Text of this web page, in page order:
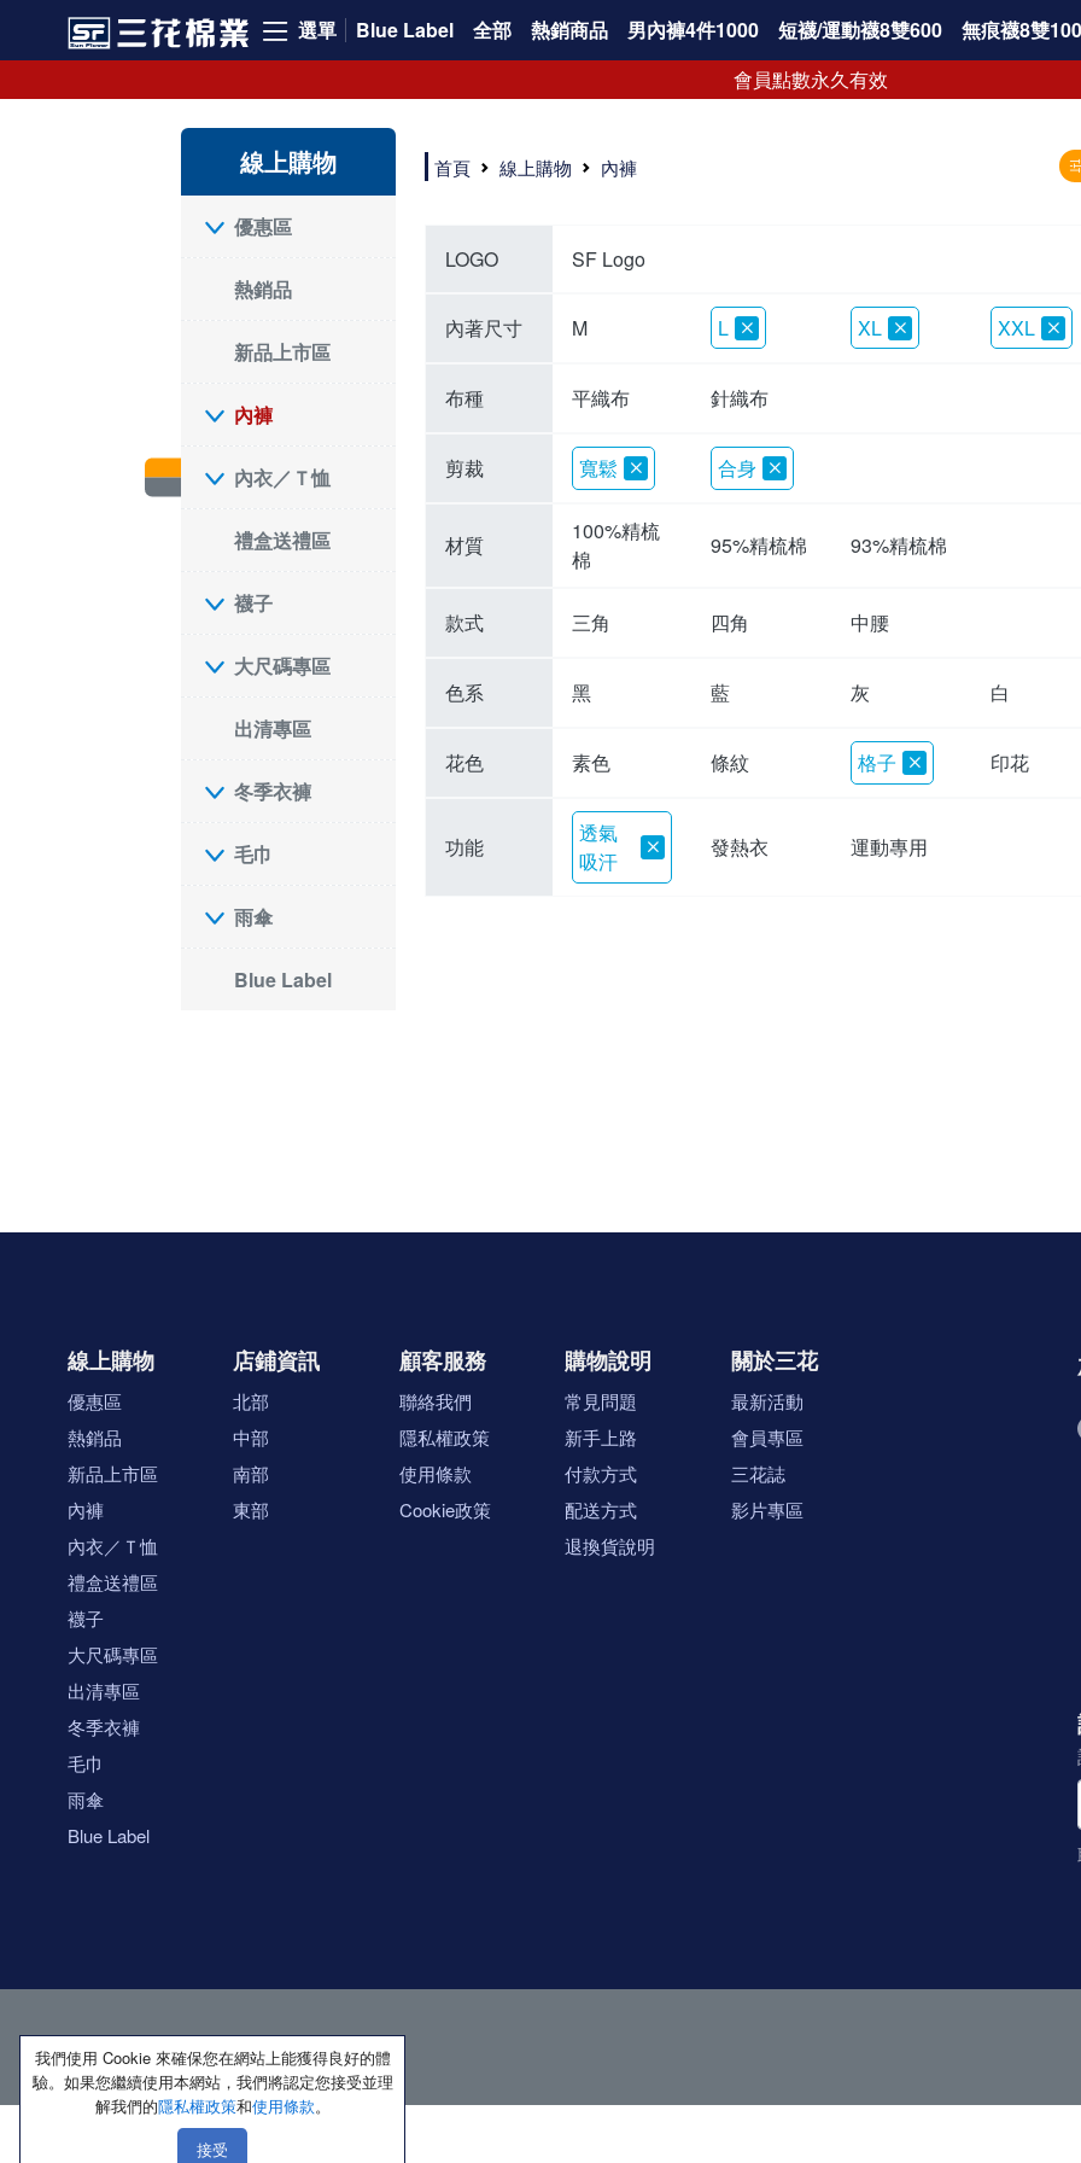
選單 Blue Label 全部 熱銷商品 男內褲4件1000 短襪/運動襪8雙600 無痕襪8雙
會員點數永久有效
線上購物
優惠區
熱銷品
新品上市區
內褲
內衣／Ｔ恤
禮盒送禮區
襪子
大尺碼專區
出清專區
冬季衣褲
毛巾
雨傘
Blue Label
選擇內褲、平口褲、純棉內褲首重品質。舒適、透氣的內褲、平口褲、純棉內褲能影響健康，須謹慎挑選。三花內褲透氣不悶，值得信賴！
三花內褲、平口褲、純棉內褲50年來持續升級，符合人體工學設計，柔軟無勒痕的鬆緊帶。三花內褲是肌膚好友，口碑熱銷！
選擇內褲首重品質。三花內褲50年來不斷升級，證明其卓越品質。符合人體工學剪裁，柔軟無痕鬆緊帶，是必買首選。兼具品質與外型，與肌膚零感接觸，穿著舒適，看來有質感。三花內褲設計獨特，質料優良，專業剪裁，呵護肌膚。新鮮高品質棉材製成，多款選擇，耐洗耐穿，三花內褲絕對首選。
"內褲購買及使用經驗網友來信分享 近年來，我經常在大型連鎖賣場如佳瑪、美華泰等地看到三花內褲的展示。最近一兩年，甚至百貨公司及街頭店鋪都開始大量出現三花專櫃或專賣店。我猜測，這應該是三花在營運策略上的調整，才使得這些改變成為現實。 本來，三花內褲一直是消費者選購內褲時的熱門選項之一。內褲櫃點的增多使我更加注意到這個品牌，因此我在選購內褲時，特意多研究了一下三花內褲的設計。 先從內褲外層包裝談起，有些內褲有PP袋包裝，有些則沒有。雖然這是一件小事，但我發現朋友們中有人會介意內褲包裝沒有PP袋。他們認為沒有PP袋會使包裝不夠精美。對我來說，有PP袋確實能提升包裝的精緻度，但內褲不裝PP袋其實也算是環保。所以，這就看每個人對內褲包裝的需求和感受了。 每次購買內褲時，我都會特別帶一件五片式剪裁的內褲。三花的平口內褲被稱為全國第一件五片式剪裁內褲，這話應該不是隨便說說的，畢竟三花是一個擁有超過50年歷史的老品牌，專注於研發和改良內褲。當初，我覺得這種設計有些花俏，只是圖個新鮮買來試試，結果發現內褲多一片真的有其優勢，尤其是減少了內褲卡屁的次數。雖然這個狀況不可能完全消失，但大大增加了穿著的舒適度。 三花內褲的價格也在我能接受的範圍內，因此它逐漸成為我的心頭好。此外，內褲選購時的另一個重要因素是鬆緊帶。看內褲是否舊了，第一眼通常看鬆緊帶。故意或不小心露出內褲褲頭的時候，印象分數也是由鬆緊帶決定的。 很多內褲品牌強調鬆緊帶的造型及花樣，這類內褲非常適合一些特殊場合，如單身聯誼或約會時穿著，能夠加分不少。日常使用的內褲則建議選擇鬆緊帶不易鬆垮的，花樣其次。三花特別強調內褲鬆緊帶的耐洗度，而其他品牌鮮少提及這一點。 分場合選擇內褲是我的習慣。特殊場合內褲要講究一點，但平日則需要選擇鬆緊帶有保障的內褲。畢竟，內褲是每天陪伴我們超過12個小時的衣物，找到適合自己且耐洗耐穿高CP值的內褲才是最明智的選擇。 內褲畢竟是消耗品，定期更換非常重要。如果內褲沾染到髒污或處於潮濕的環境，就不應該撐太久。這是因為內褲長期接觸身體的重要部位，所以選擇和保養都要謹慎。 以上是我個人的內褲使用分享，並非業配，不代表任何人的立場。內褲還是要以自身體驗最為準確。希望大家都能找到適合自己的內褲，並多多支持台灣品牌。"
首頁 線上購物 內褲
LOGO SF Logo
內著尺寸 M L XL XXL
布種 平織布 針織布
剪裁 寬鬆 合身
材質
100%精梳
棉
95%精梳棉 93%精梳棉
款式 三角 四角 中腰
色系 黑 藍 灰 白
花色 素色 條紋 格子 印花
功能
透氣
吸汗
發熱衣 運動專用
線上購物
優惠區
熱銷品
新品上市區
內褲
內衣／Ｔ恤
禮盒送禮區
襪子
大尺碼專區
出清專區
冬季衣褲
毛巾
雨傘
Blue Label
店鋪資訊
北部
中部
南部
東部
顧客服務
聯絡我們
隱私權政策
使用條款
Cookie政策
購物說明
常見問題
新手上路
付款方式
配送方式
退換貨說明
關於三花
最新活動
會員專區
三花誌
影片專區
著作權所有 保留一切權利
我們使用 Cookie 來確保您在網站上能獲得良好的體
驗。如果您繼續使用本網站，我們將認定您接受並理
解我們的隱私權政策和使用條款。
接受